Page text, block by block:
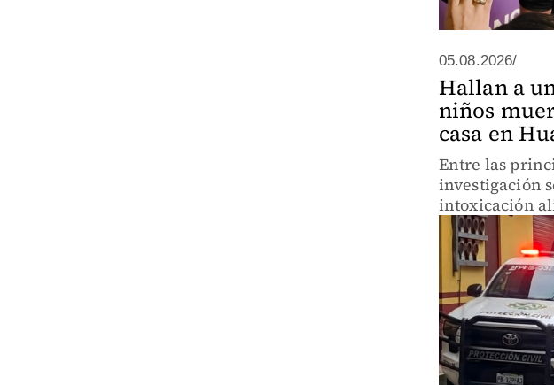
05.08.2026/
Hallan a
niños
casa en
Entre las
investigación
intoxicación